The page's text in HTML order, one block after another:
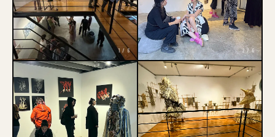
1 / 6 2 / 6